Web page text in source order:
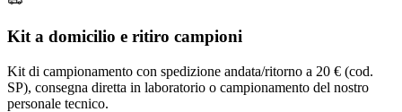
Kit a domicilio e ritiro campioni
Kit di campionamento con spedizione andata/ritorno a 20 € (cod.
SP), consegna diretta in laboratorio o campionamento del nostro
personale tecnico.